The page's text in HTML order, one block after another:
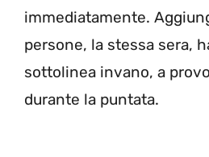
immediatamente.
persone, la stessa sera,
sottolinea invano, a
durante la puntata.